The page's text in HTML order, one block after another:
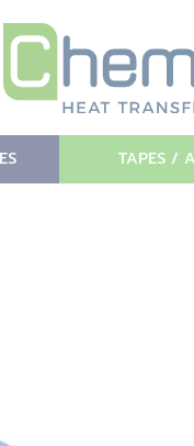
TAPES /